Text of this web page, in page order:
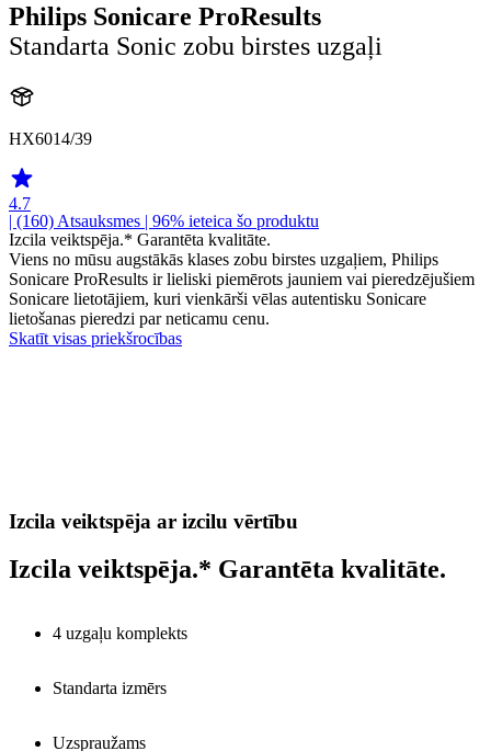
Philips Sonicare ProResults
Standarta Sonic zobu birstes uzgaļi
HX6014/39
4.7
| (160) Atsauksmes | 96% ieteica šo produktu
Izcila veiktspēja.* Garantēta kvalitāte.
Viens no mūsu augstākās klases zobu birstes uzgaļiem, Philips
Sonicare ProResults ir lieliski piemērots jauniem vai pieredzējušiem
Sonicare lietotājiem, kuri vienkārši vēlas autentisku Sonicare
lietošanas pieredzi par neticamu cenu.
Skatīt visas priekšrocības
Izcila veiktspēja ar izcilu vērtību
Izcila veiktspēja.* Garantēta kvalitāte.
4 uzgaļu komplekts
Standarta izmērs
Uzspraužams